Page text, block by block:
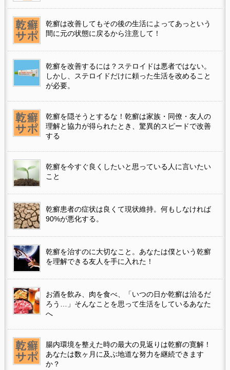
乾癬は改善してもその後の生活によってあっという
間に元の状態に戻るから注意して！
乾癬を改善するには？ステロイドは悪者ではない。
しかし、ステロイドだけに頼った生活を改めること
が必要。
乾癬を隠そうとするな！乾癬は家族・同僚・友人の
理解と協力が得られたとき、驚異的スピードで改善
する
乾癬を今すぐ良くしたいと思っている人に言いたい
こと
乾癬患者の症状は良くて現状維持。何もしなければ
90%が悪化する。
乾癬を治すのに大切なこと。あなたは僕という乾癬
を理解できる友人を手に入れた！
お酒を飲み、肉を食べ、「いつの日か乾癬は治るだ
ろう…」そんなことを思って生活をしているあなた
へ
腸内環境を整えた時の最大の見返りは乾癬の寛解！
あなたは数ヶ月に及ぶ地道な努力を継続できます
か？